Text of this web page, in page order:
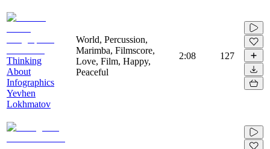
Thinking
About
Infographics
Yevhen
Lokhmatov
World, Percussion,
Marimba, Filmscore,
Love, Film, Happy,
Peaceful
2:08 127